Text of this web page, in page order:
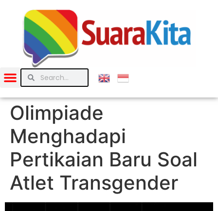
Olimpiade
Menghadapi
Pertikaian Baru Soal
Atlet Transgender